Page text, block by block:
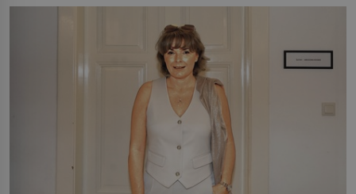
pokožky. Ohnivá znamení Ženy narozené ve znamení Berana,